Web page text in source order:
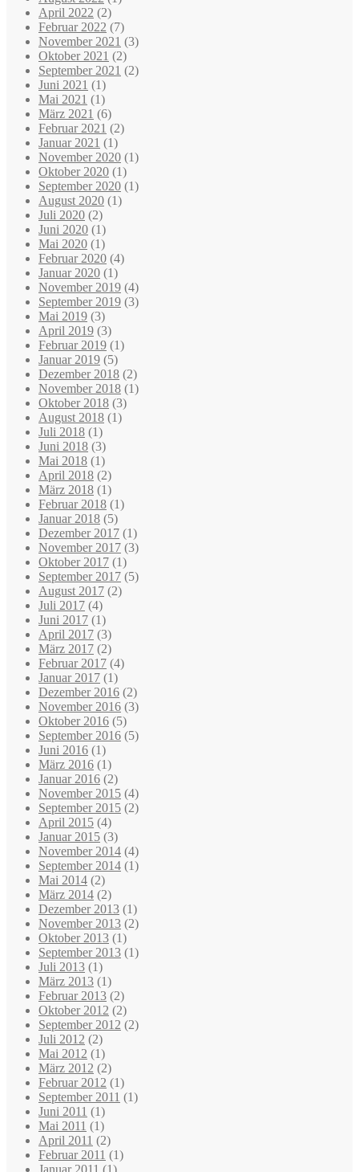
April 2022 (2)
Februar 2022 (7)
November 2021 (3)
Oktober 2021 (2)
September 2021 (2)
Juni 2021 (1)
Mai 2021 (1)
März 2021 (6)
Februar 2021 (2)
Januar 2021 (1)
November 2020 (1)
Oktober 2020 (1)
September 2020 (1)
August 2020 (1)
Juli 2020 (2)
Juni 2020 (1)
Mai 2020 (1)
Februar 2020 (4)
Januar 2020 (1)
November 2019 (4)
September 2019 (3)
Mai 2019 (3)
April 2019 (3)
Februar 2019 (1)
Januar 2019 (5)
Dezember 2018 (2)
November 2018 (1)
Oktober 2018 (3)
August 2018 (1)
Juli 2018 (1)
Juni 2018 (3)
Mai 2018 (1)
April 2018 (2)
März 2018 (1)
Februar 2018 (1)
Januar 2018 (5)
Dezember 2017 (1)
November 2017 (3)
Oktober 2017 (1)
September 2017 (5)
August 2017 (2)
Juli 2017 (4)
Juni 2017 (1)
April 2017 (3)
März 2017 (2)
Februar 2017 (4)
Januar 2017 (1)
Dezember 2016 (2)
November 2016 (3)
Oktober 2016 (5)
September 2016 (5)
Juni 2016 (1)
März 2016 (1)
Januar 2016 (2)
November 2015 (4)
September 2015 (2)
April 2015 (4)
Januar 2015 (3)
November 2014 (4)
September 2014 (1)
Mai 2014 (2)
März 2014 (2)
Dezember 2013 (1)
November 2013 (2)
Oktober 2013 (1)
September 2013 (1)
Juli 2013 (1)
März 2013 (1)
Februar 2013 (2)
Oktober 2012 (2)
September 2012 (2)
Juli 2012 (2)
Mai 2012 (1)
März 2012 (2)
Februar 2012 (1)
September 2011 (1)
Juni 2011 (1)
Mai 2011 (1)
April 2011 (2)
Februar 2011 (1)